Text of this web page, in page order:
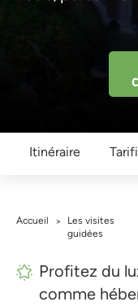
Itinéraire
Accueil >
Les visites
guidées
Profitez du
comme